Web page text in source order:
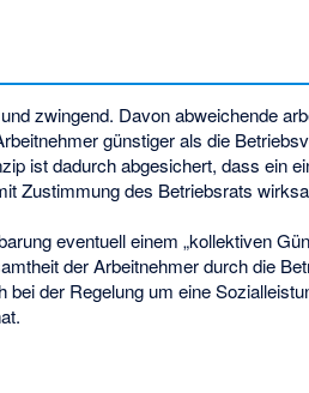
und zwingend. Davon abweichende
günstiger als die
ist dadurch abgesichert, dass ein
Zustimmung des Betriebsrats
eventuell einem „kollektiven
der Arbeitnehmer durch die
der Regelung um eine